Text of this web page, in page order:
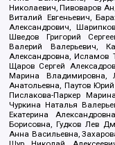
Николаевич, Пивоваров
Виталий Евгеньевич,
Александрович,
Шведов Григорий
Валерий Валерьевич,
Александровна, Исламов
Щаров Сергей
Марина Владимировна,
Анатольевна, Паутов
Пислакова-Паркер
Чуркина Наталья
Екатерина
Борисовна, Гудков Лев
Анна Васильевна,